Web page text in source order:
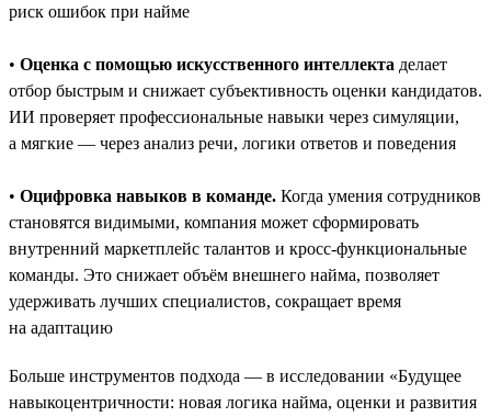
риск ошибок при найме
• Оценка с помощью искусственного интеллекта делает
отбор быстрым и снижает субъективность оценки кандидатов.
ИИ проверяет профессиональные навыки через симуляции,
а мягкие — через анализ речи, логики ответов и поведения
• Оцифровка навыков в команде. Когда умения сотрудников
становятся видимыми, компания может сформировать
внутренний маркетплейс талантов и кросс-функциональные
команды. Это снижает объём внешнего найма, позволяет
удерживать лучших специалистов, сокращает время
на адаптацию
Больше инструментов подхода — в исследовании «Будущее
навыкоцентричности: новая логика найма, оценки и развития